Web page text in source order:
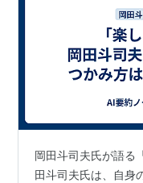
岡田斗司夫氏が語る
田斗司夫氏は、自身